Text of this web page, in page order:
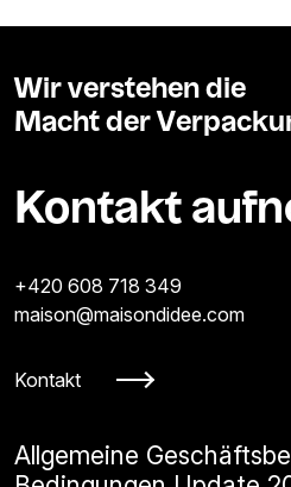
Wir verstehen die
Macht der
Kontakt
+420 608 718 349
maison@maisondidee.com
Kontakt
Allgemeine